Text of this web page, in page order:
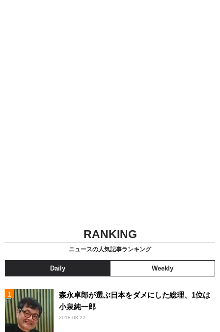
RANKING
ニュースの人気記事ランキング
Daily Weekly
森永卓郎が選ぶ日本をダメにした総理、1位は
小泉純一郎
2018.08.22